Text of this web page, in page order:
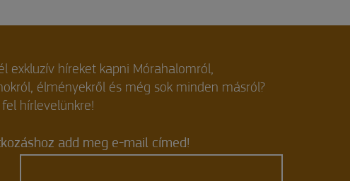
exkluzív híreket kapni Mórahalomról,
élményekről és még sok minden másról?
hírlevelünkre!
add meg e-mail címed!